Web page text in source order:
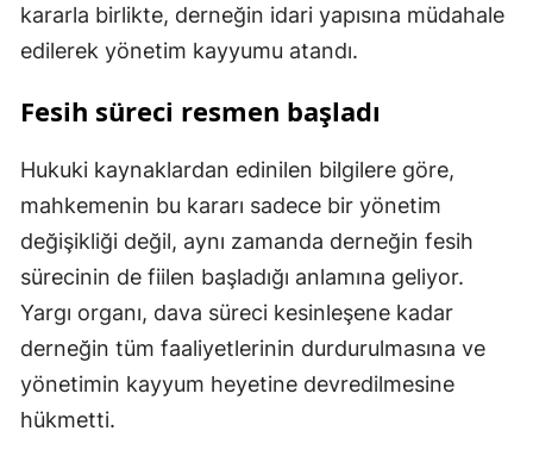
kararla birlikte, derneğin idari yapısına müdahale
edilerek yönetim kayyumu atandı.
Fesih süreci resmen başladı
Hukuki kaynaklardan edinilen bilgilere göre,
mahkemenin bu kararı sadece bir yönetim
değişikliği değil, aynı zamanda derneğin fesih
sürecinin de fiilen başladığı anlamına geliyor.
Yargı organı, dava süreci kesinleşene kadar
derneğin tüm faaliyetlerinin durdurulmasına ve
yönetimin kayyum heyetine devredilmesine
hükmetti.